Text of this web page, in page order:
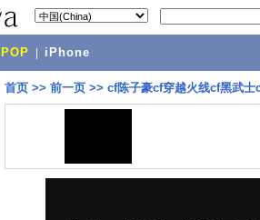
iPhone
首页 >> 前一页 >> cf陈子豪cf穿越火线cf黑武